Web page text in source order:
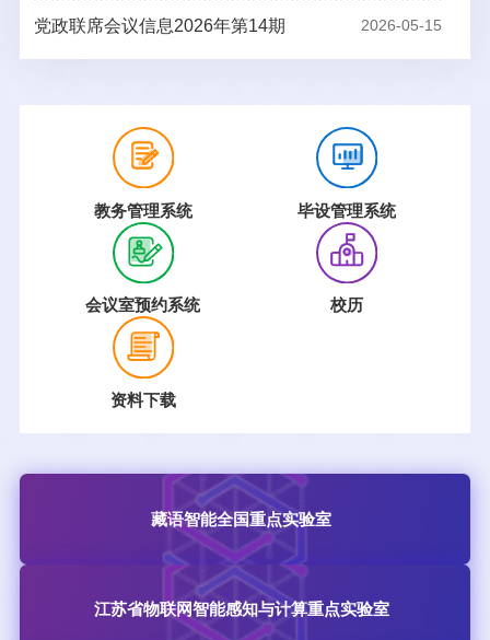
党政联席会议信息2026年第14期 2026-05-15
教务管理系统 毕设管理系统
会议室预约系统 校历
资料下载
藏语智能全国重点实验室
江苏省物联网智能感知与计算重点实验室